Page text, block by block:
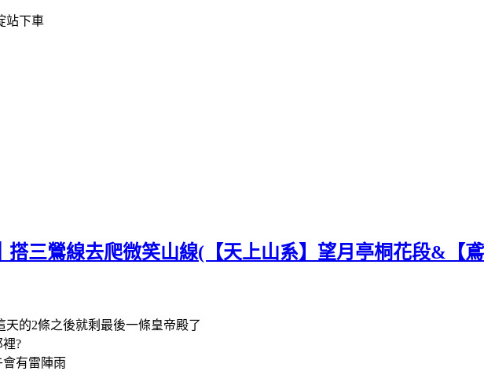
站下車
搭三鶯線去爬微笑山線(【天上山系】望月亭桐花段&【
的2條之後就剩最後一條皇帝殿了
?
有雷陣雨